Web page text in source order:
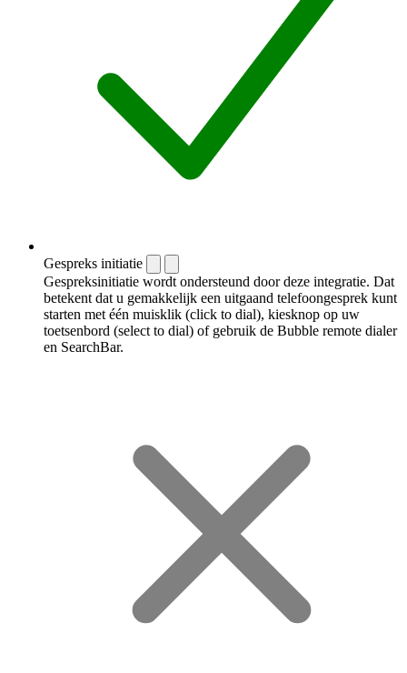
Gespreks initiatie
Gespreksinitiatie wordt ondersteund door deze integratie. Dat
betekent dat u gemakkelijk een uitgaand telefoongesprek kunt
starten met één muisklik (click to dial), kiesknop op uw
toetsenbord (select to dial) of gebruik de Bubble remote dialer
en SearchBar.